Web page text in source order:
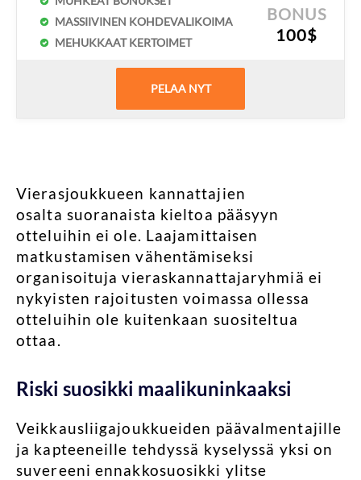
MASSIIVINEN KOHDEVALIKOIMA
MEHUKKAAT KERTOIMET
BONUS
100$
PELAA NYT
Vierasjoukkueen kannattajien
osalta suoranaista kieltoa pääsyyn
otteluihin ei ole. Laajamittaisen
matkustamisen vähentämiseksi
organisoituja vieraskannattajaryhmiä ei
nykyisten rajoitusten voimassa ollessa
otteluihin ole kuitenkaan suositeltua
ottaa.
Riski suosikki maalikuninkaaksi
Veikkausliigajoukkueiden päävalmentajille
ja kapteeneille tehdyssä kyselyssä yksi on
suvereeni ennakkosuosikki ylitse